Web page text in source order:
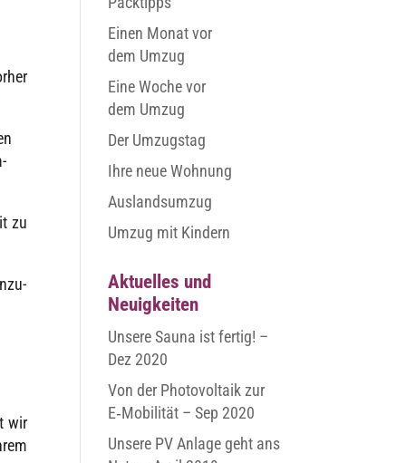
zu
wir
Einen Monat vor
dem Umzug
Eine Woche vor
dem Umzug
Der Umzugstag
Ihre neue Wohnung
Auslandsumzug
Umzug mit Kindern
Aktuelles und
Neuigkeiten
Unsere Sauna ist fertig! –
Dez 2020
Von der Photovoltaik zur
E‑Mobilität – Sep 2020
Unsere PV Anlage geht ans